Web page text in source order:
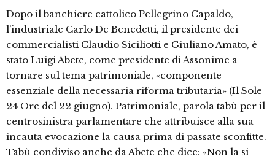
Dopo il banchiere cattolico Pellegrino Capaldo,
l’industriale Carlo De Benedetti, il presidente dei
commercialisti Claudio Siciliotti e Giuliano Amato, è
stato Luigi Abete, come presidente di Assonime a
tornare sul tema patrimoniale, «componente
essenziale della necessaria riforma tributaria» (Il Sole
24 Ore del 22 giugno). Patrimoniale, parola tabù per il
centrosinistra parlamentare che attribuisce alla sua
incauta evocazione la causa prima di passate sconfitte.
Tabù condiviso anche da Abete che dice: «Non la si